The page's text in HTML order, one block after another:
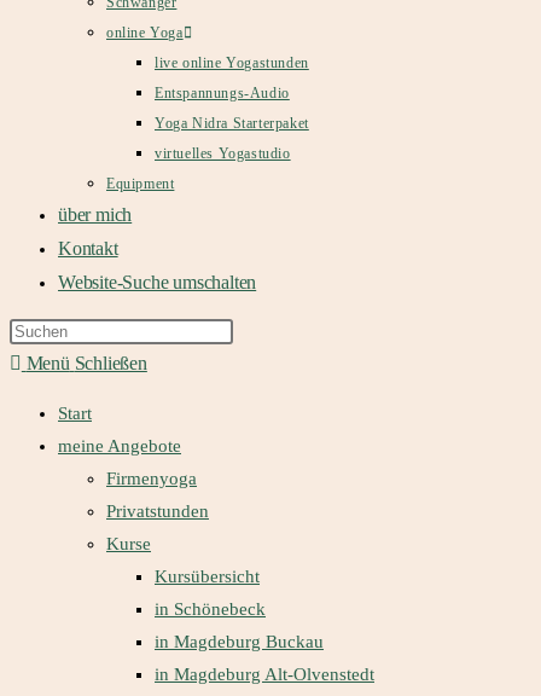
online Yoga
live online Yogastunden
Entspannungs-Audio
Yoga Nidra Starterpaket
virtuelles Yogastudio
Equipment
über mich
Kontakt
Website-Suche umschalten
Menü Schließen
Start
meine Angebote
Firmenyoga
Privatstunden
Kurse
Kursübersicht
in Schönebeck
in Magdeburg Buckau
in Magdeburg Alt-Olvenstedt